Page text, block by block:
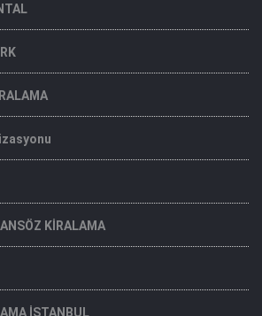
KİRALAMA
İSTANBUL